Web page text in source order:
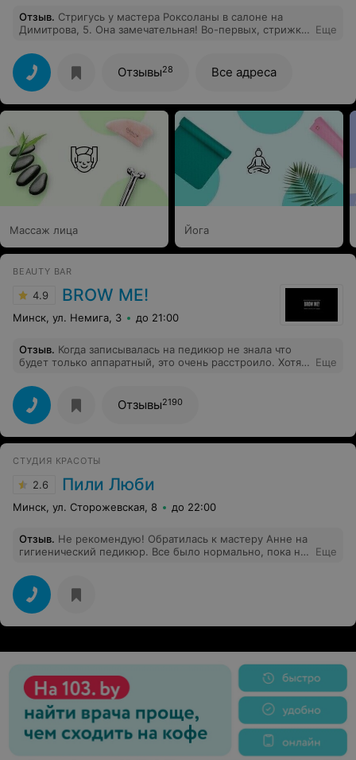
Отзыв. Стригусь у мастера Роксоланы в салоне на
Димитрова, 5. Она замечательная! Во-первых, стрижка
общаться.
Еще
Отзывы28 Все адреса
Массаж лица Йога
BEAUTY BAR
4.9 BROW ME!
Минск, ул. Немига, 3 до 21:00
Отзыв. Когда записывалась на педикюр не знала что
будет только аппаратный, это очень расстроило. Хотя
привычка делать классический педикюр оставила
небольшой осадок. Ещё хотелось бы отметить не
очень удобное кресло и подставку для ног. Оно
создавало неудобство не только мне( все время
приходилось держать ногу на весу), но похоже и
Еще
Отзывы2190
СТУДИЯ КРАСОТЫ
2.6 Пили Люби
Минск, ул. Сторожевская, 8 до 22:00
Отзыв. Не рекомендую! Обратилась к мастеру Анне на
гигиенический педикюр. Все было нормально, пока не
азота. Мастео сказала, что я ничего не почувствую, но
сбоку стопы (уже не пятка) стало пощипывать, а потом
и жечь, о чем я сообщила. На что мне ответили "такое
может быть". Придя домой, обнаружила на месте, где
жгло - два ожога. Написала Анне, на что онп ответила,
не успокоило. Мастер даже не извинилась, а у меня
теперь куча забот и приходится пропускать тренировки
в воде. За такое деньги нужно возвращать, не то что
извиняться!
Еще